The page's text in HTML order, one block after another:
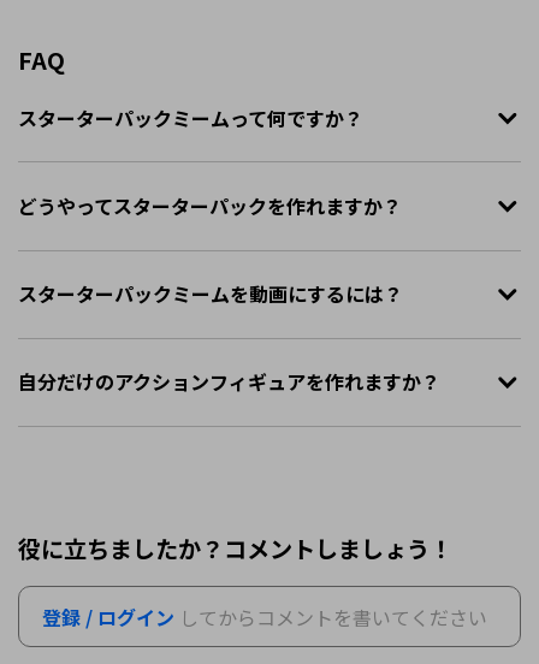
FAQ
スターターパックミームって何ですか？
どうやってスターターパックを作れますか？
スターターパックミームを動画にするには？
自分だけのアクションフィギュアを作れますか？
役に立ちましたか？コメントしましょう！
登録 / ログイン してからコメントを書いてください